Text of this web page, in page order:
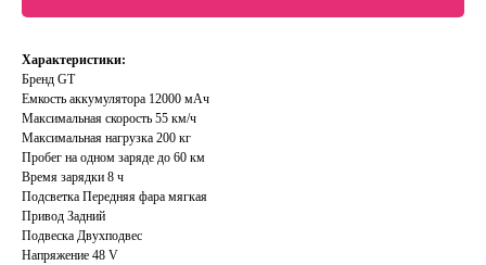
Характеристики:
Бренд GT
Емкость аккумулятора 12000 мАч
Максимальная скорость 55 км/ч
Максимальная нагрузка 200 кг
Пробег на одном заряде до 60 км
Время зарядки 8 ч
Подсветка Передняя фара мягкая
Привод Задний
Подвеска Двухподвес
Напряжение 48 V